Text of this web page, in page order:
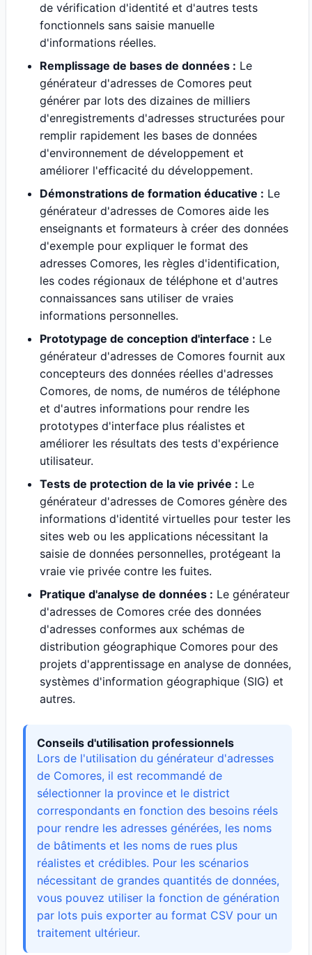
de vérification d'identité et d'autres tests
fonctionnels sans saisie manuelle
d'informations réelles.
Remplissage de bases de données : Le
générateur d'adresses de Comores peut
générer par lots des dizaines de milliers
d'enregistrements d'adresses structurées pour
remplir rapidement les bases de données
d'environnement de développement et
améliorer l'efficacité du développement.
Démonstrations de formation éducative : Le
générateur d'adresses de Comores aide les
enseignants et formateurs à créer des données
d'exemple pour expliquer le format des
adresses Comores, les règles d'identification,
les codes régionaux de téléphone et d'autres
connaissances sans utiliser de vraies
informations personnelles.
Prototypage de conception d'interface : Le
générateur d'adresses de Comores fournit aux
concepteurs des données réelles d'adresses
Comores, de noms, de numéros de téléphone
et d'autres informations pour rendre les
prototypes d'interface plus réalistes et
améliorer les résultats des tests d'expérience
utilisateur.
Tests de protection de la vie privée : Le
générateur d'adresses de Comores génère des
informations d'identité virtuelles pour tester les
sites web ou les applications nécessitant la
saisie de données personnelles, protégeant la
vraie vie privée contre les fuites.
Pratique d'analyse de données : Le générateur
d'adresses de Comores crée des données
d'adresses conformes aux schémas de
distribution géographique Comores pour des
projets d'apprentissage en analyse de données,
systèmes d'information géographique (SIG) et
autres.
Conseils d'utilisation professionnels
Lors de l'utilisation du générateur d'adresses
de Comores, il est recommandé de
sélectionner la province et le district
correspondants en fonction des besoins réels
pour rendre les adresses générées, les noms
de bâtiments et les noms de rues plus
réalistes et crédibles. Pour les scénarios
nécessitant de grandes quantités de données,
vous pouvez utiliser la fonction de génération
par lots puis exporter au format CSV pour un
traitement ultérieur.